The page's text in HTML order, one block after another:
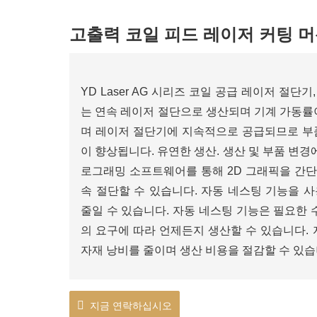
고출력 코일 피드 레이저 커팅
YD Laser AG 시리즈 코일 공급 레이저 절단
는 연속 레이저 절단으로 생산되며 기계 가동
며 레이저 절단기에 지속적으로 공급되므로
이 향상됩니다. 유연한 생산. 생산 및 부품 변
로그래밍 소프트웨어를 통해 2D 그래픽을 간
속 절단할 수 있습니다. 자동 네스팅 기능을
줄일 수 있습니다. 자동 네스팅 기능은 필요한
의 요구에 따라 언제든지 생산할 수 있습니다.
자재 낭비를 줄이며 생산 비용을 절감할 수 있
지금 연락하십시오